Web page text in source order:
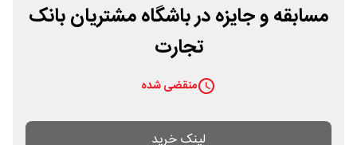
مسابقه و جایزه در باشگاه مشتریان بانک
تجارت
منقضی شده
لینک خرید